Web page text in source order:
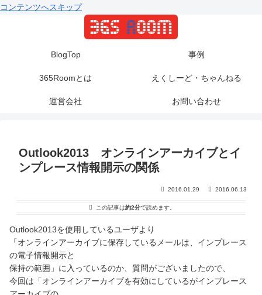
コンテンツへスキップ
BlogTop 事例
365Roomとは えくしーど・ちゃんねる
運営会社 お問い合わせ
Outlook2013 オンラインアーカイブとイ
ンプレース情報開示の関係
2016.01.29 2016.06.13
この記事は約2分で読めます。
Outlook2013を使用しているユーザより
「オンラインアーカイブに保存しているメールは、インプレース
の電子情報開示と
保持の範囲」に入っているのか、質問がございましたので、
今回は「オンラインアーカイブを有効にしているがインプレース